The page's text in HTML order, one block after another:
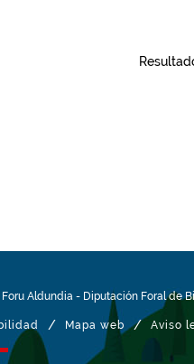
Foru Aldundia - Diputación Foral de
/ Mapa web / Aviso